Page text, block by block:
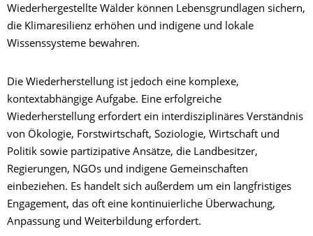
Wiederhergestellte Wälder können Lebensgrundlagen sichern,
die Klimaresilienz erhöhen und indigene und lokale
Wissenssysteme bewahren.
Die Wiederherstellung ist jedoch eine komplexe,
kontextabhängige Aufgabe. Eine erfolgreiche
Wiederherstellung erfordert ein interdisziplinäres Verständnis
von Ökologie, Forstwirtschaft, Soziologie, Wirtschaft und
Politik sowie partizipative Ansätze, die Landbesitzer,
Regierungen, NGOs und indigene Gemeinschaften
einbeziehen. Es handelt sich außerdem um ein langfristiges
Engagement, das oft eine kontinuierliche Überwachung,
Anpassung und Weiterbildung erfordert.